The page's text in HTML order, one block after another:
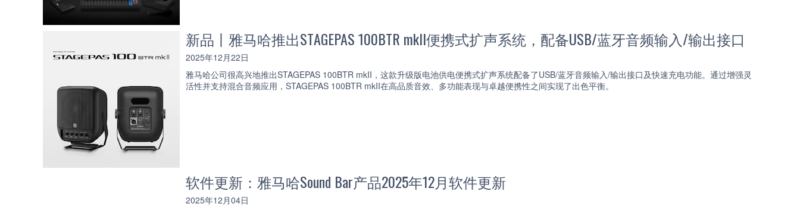
新品丨雅马哈推出STAGEPAS 100BTR mkII便携式扩声系统，配备USB/蓝牙音频输入/输出接口
2025年12月22日
雅马哈公司很高兴地推出STAGEPAS 100BTR mkII，这款升级版电池供电便携式扩声系统配备了USB/蓝牙音频输入/输出接口及快速充电功能。通过增强灵
活性并支持混合音频应用，STAGEPAS 100BTR mkII在高品质音效、多功能表现与卓越便携性之间实现了出色平衡。
软件更新：雅马哈Sound Bar产品2025年12月软件更新
2025年12月04日